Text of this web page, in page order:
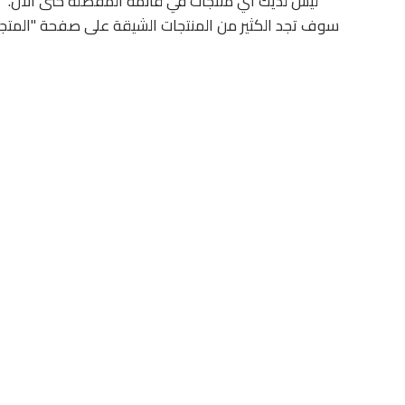
سوف تجد الكثير من المنتجات الشيقة على صفحة